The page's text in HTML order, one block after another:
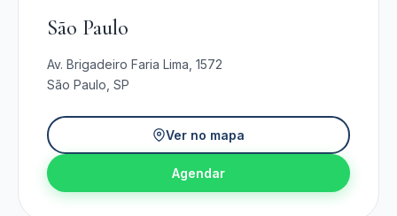
São Paulo
Av. Brigadeiro Faria Lima, 1572
São Paulo, SP
Ver no mapa
Agendar